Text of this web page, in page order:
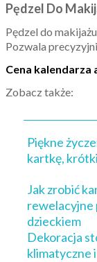
Pędzel Do
Pędzel do
Pozwala
Cena kalendarza
Zobacz także:
Piękne
kartkę,
Jak zrobić
rewelacyjne
dzieckiem
Dekoracja
klimatyczne